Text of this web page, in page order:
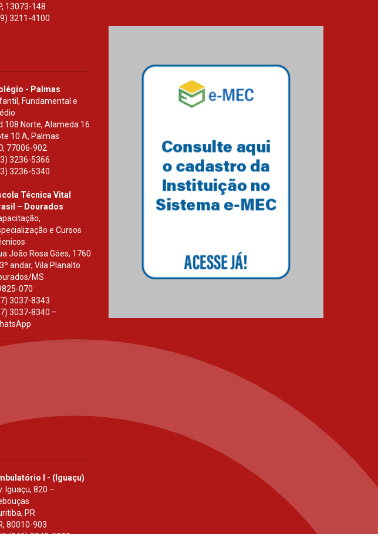
, 13073-148
3211-4100
- Palmas
Fundamental e
Norte, Alameda 16
10 A, Palmas
, 77006-902
3236-5366
3236-5340
Técnica Vital
– Dourados
e Cursos
João Rosa Góes, 1760
andar, Vila Planalto
/MS
070
3037-8343
3037-8340 –
I - (Iguaçu)
Iguaçu, 820 –
PR
, 80010-903